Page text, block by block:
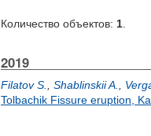
Количество объектов: 1
2019
Filatov S. Shablinskii A.
Tolbachik Fissure eruption,